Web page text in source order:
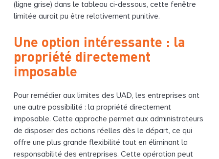
(ligne grise) dans le tableau ci-dessous, cette fenêtre
limitée aurait pu être relativement punitive.
Une option intéressante : la
propriété directement
imposable
Pour remédier aux limites des UAD, les entreprises ont
une autre possibilité : la propriété directement
imposable. Cette approche permet aux administrateurs
de disposer des actions réelles dès le départ, ce qui
offre une plus grande flexibilité tout en éliminant la
responsabilité des entreprises. Cette opération peut